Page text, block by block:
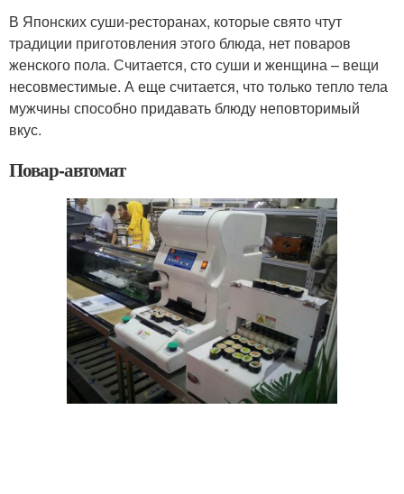
В Японских суши-ресторанах, которые свято чтут
традиции приготовления этого блюда, нет поваров
женского пола. Считается, сто суши и женщина – вещи
несовместимые. А еще считается, что только тепло тела
мужчины способно придавать блюду неповторимый
вкус.
Повар-автомат